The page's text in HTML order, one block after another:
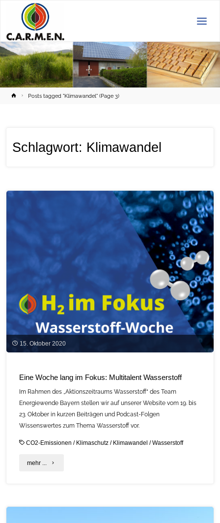
HomePosts tagged "Klimawandel"(Page 3)
Schlagwort: Klimawandel
15. Oktober 2020
Eine Woche lang im Fokus: Multitalent Wasserstoff
Im Rahmen des „Aktionszeitraums Wasserstoff“ des Team
Energiewende Bayern stellen wir auf unserer Website vom 19. bis
23. Oktober in kurzen Beiträgen und Podcast-Folgen
Wissenswertes zum Thema Wasserstoff vor.
CO2-Emissionen / Klimaschutz / Klimawandel /Wasserstoff
mehr ... "Eine